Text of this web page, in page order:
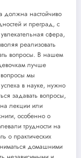
должна настойчиво
и преград, с
сфера,
реализовать
вопросы. В нашем
лучше
мы
в науке, нужно
задавать вопросы,
лекции или
особенно о
трудности на
о практических
домашними